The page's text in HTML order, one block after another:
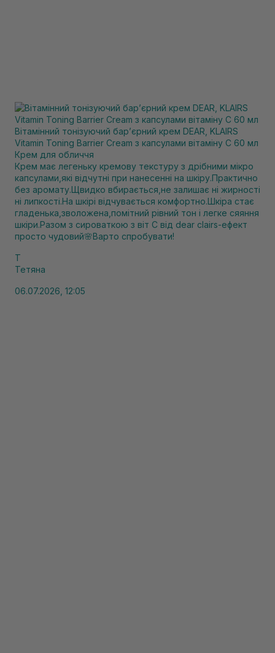
Вітамінний тонізуючий бар’єрний крем DEAR, KLAIRS
Vitamin Toning Barrier Cream з капсулами вітаміну C 60 мл
Крем для обличчя
Крем має легеньку кремову текстуру з дрібними мікро
капсулами,які відчутні при нанесенні на шкіру.Практично
без аромату.Щвидко вбирається,не залишає ні жирності
ні липкості.На шкірі відчувається комфортно.Шкіра стає
гладенька,зволожена,помітний рівний тон і легке сяяння
шкіри.Разом з сироваткою з віт С від dear clairs-ефект
просто чудовий🌸Варто спробувати!
Т
Тетяна
06.07.2026, 12:05